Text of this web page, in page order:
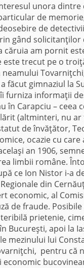
unora
de
de
gând solicitanţilor
am pornit
trecut pe o
făcut gimnaziul la
furniza informaţii
Carapciu – ceea
(altminteri, nu
de învăţător,
ocazie cu
an 1906,
limbii române.
ce Ion Nistor i-a
din
economic, al
de fraude.
prietenie,
Bucureşti, apoi la
mezinului lui
pentru că